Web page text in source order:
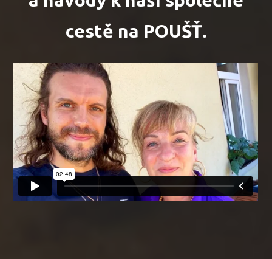
cestě na POUŠŤ.